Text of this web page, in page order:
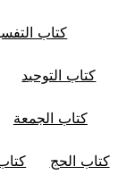
كتاب
كتاب التوحيد
كتاب الجمعة
كتاب الحج